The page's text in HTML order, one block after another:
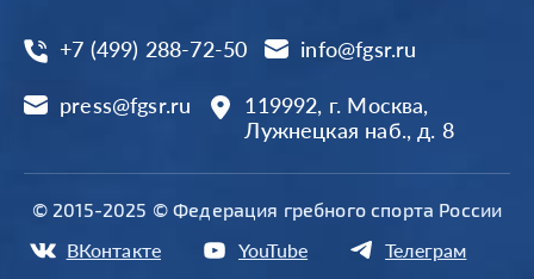
+7 (499) 288-72-50 info@fgsr.ru
press@fgsr.ru
119992, г. Москва,
Лужнецкая наб., д. 8
© 2015-2025 © Федерация гребного спорта России
ВКонтакте YouTube Телеграм